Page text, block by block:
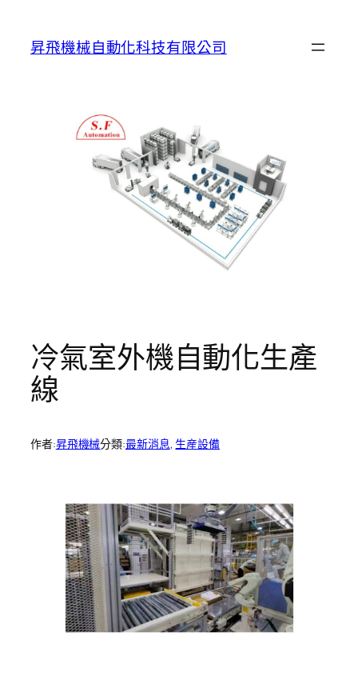
昇飛機械自動化科技有限公司
冷氣室外機自動化生產
線
作者:昇飛機械分類:最新消息, 生産設備